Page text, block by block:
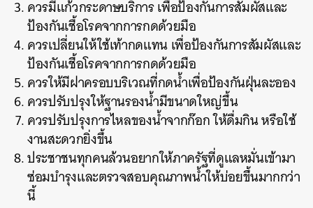
ควรมีแก้วกระดาษบริการ เพื่อป้องกันการสัมผัสและ
ป้องกันเชื้อโรคจากการกดด้วยมือ
ควรเปลี่ยนให้ใช้เท้ากดแทน เพื่อป้องกันการสัมผัสและ
ป้องกันเชื้อโรคจากการกดด้วยมือ
ควรให้มีฝาครอบบริเวณที่กดน้ำเพื่อป้องกันฝุ่นละออง
ควรปรับปรุงให้ฐานรองน้ำมีขนาดใหญ่ขึ้น
ควรปรับปรุงการไหลของน้ำจากก๊อก ให้ดื่มกิน หรือใช้
งานสะดวกยิ่งขึ้น
ประชาชนทุกคนล้วนอยากให้ภาครัฐที่ดูแลหมั่นเข้ามา
ซ่อมบำรุงและตรวจสอบคุณภาพน้ำให้บ่อยขึ้นมากกว่า
นี้